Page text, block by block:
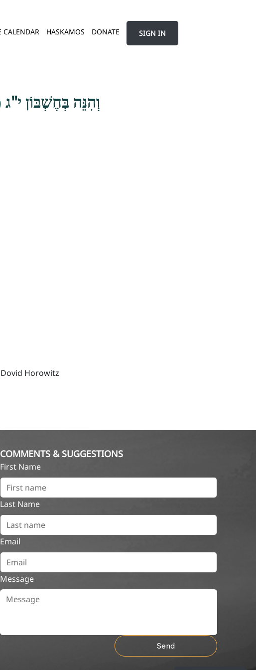
CALENDAR HASKAMOS DONATE SIGN IN
וְהִנֵּה בְּחֶשְׁבּוֹן
Dovid Horowitz
COMMENTS & SUGGESTIONS
First Name
Last Name
Email
Message
Send